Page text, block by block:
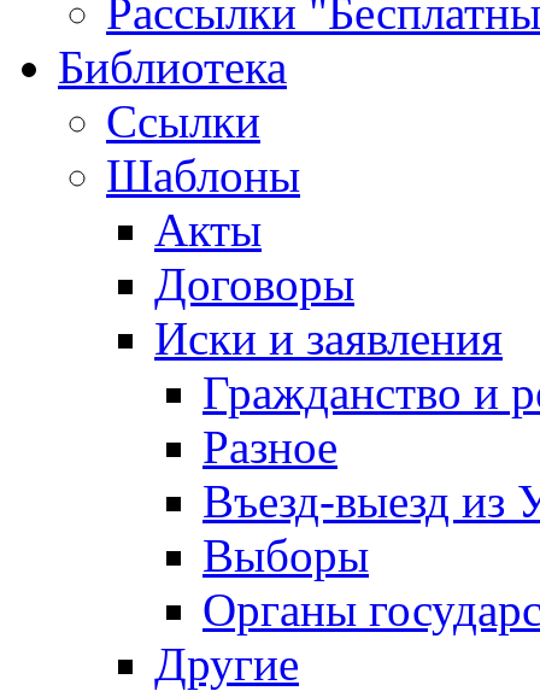
Рассылки
Библиотека
Ссылки
Шаблоны
Акты
Договоры
Иски и заявления
Гражданство и
Разное
Въезд-выезд из
Выборы
Органы
Другие